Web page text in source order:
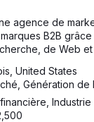
agence de
B2B
de Web et
United States
Génération de
Industrie